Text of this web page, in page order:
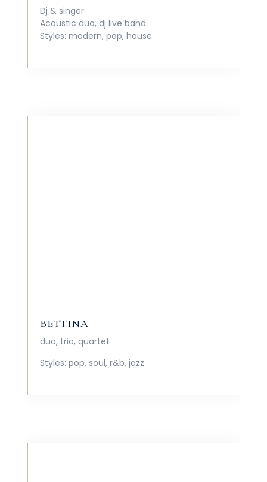
Dj & singer
Acoustic duo, dj live band
Styles: modern, pop, house
BETTINA
duo, trio, quartet
Styles: pop, soul, r&b, jazz